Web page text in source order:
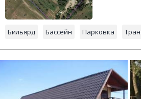
Бильярд Бассейн Парковка